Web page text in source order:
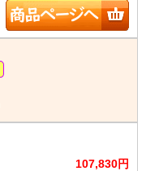
107,830円